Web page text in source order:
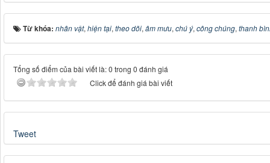
Từ khóa: nhân vật, hiện tại, theo dõi, âm mưu, chú ý, công chúng, thanh
Tổng số điểm của bài viết là: 0 trong 0 đánh giá
Click để đánh giá bài viết
Tweet